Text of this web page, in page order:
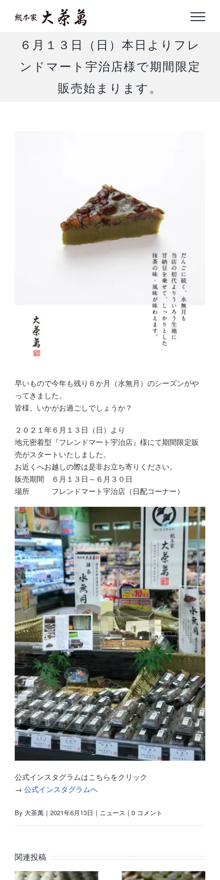
６月１３日（日）本日よりフレ
ンドマート宇治店様で期間限定
販売始まります。
早いもので今年も残り６か月（水無月）のシーズンがや
ってきました。
皆様、いかがお過ごしでしょうか？
２０２１年６月１３日（日）より
地元密着型『フレンドマート宇治店』様にて期間限定販
売がスタートいたしました。
お近くへお越しの際は是非お立ち寄りください。
販売期間 ６月１３日～６月３０日
場所 フレンドマート宇治店（日配コーナー）
公式インスタグラムはこちらをクリック
→ 公式インスタグラムへ
By 大茶萬 | 2021年6月13日 | ニュース | 0 コメント
関連投稿
12月19日 【2020年